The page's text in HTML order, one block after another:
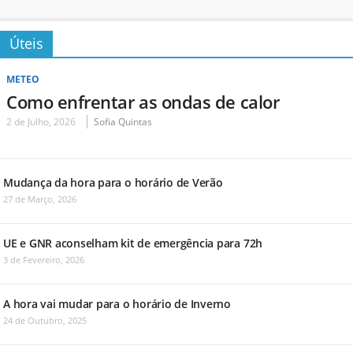
Úteis
METEO
Como enfrentar as ondas de calor
2 de Julho, 2026 Sofia Quintas
Mudança da hora para o horário de Verão
27 de Março, 2026
UE e GNR aconselham kit de emergência para 72h
3 de Fevereiro, 2026
A hora vai mudar para o horário de Inverno
24 de Outubro, 2025